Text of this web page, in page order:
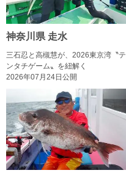
神奈川県 走水
三石忍と高槻慧が、2026東京湾〝テ
ンタチゲーム〟を紐解く
2026年07月24日公開